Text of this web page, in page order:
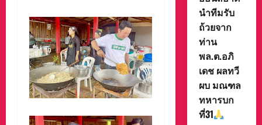
นำทีมรับ
ถ้วยจาก
ท่าน
พล.ต.อภิ
เดช ผลทวี
ผบ มณฑล
ทหารบก
ที่31